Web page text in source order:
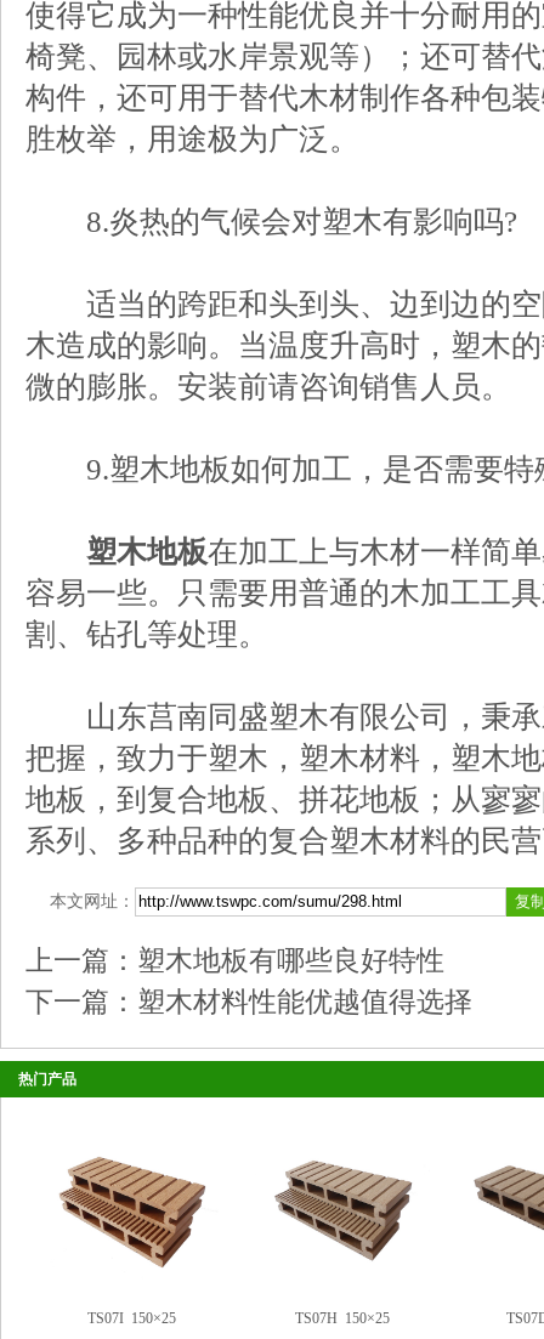
使得它成为一种性能优良并十分耐用
椅凳、园林或水岸景观等）；还可替
构件，还可用于替代木材制作各种包
胜枚举，用途极为广泛。
8.炎热的气候会对塑木有影响吗?
适当的跨距和头到头、边到边的空
木造成的影响。当温度升高时，塑木
微的膨胀。安装前请咨询销售人员。
9.塑木地板如何加工，是否需要特
塑木地板在加工上与木材一样简
容易一些。只需要用普通的木加工工
割、钻孔等处理。
山东莒南同盛塑木有限公司，秉承
把握，致力于塑木，塑木材料，塑木
地板，到复合地板、拼花地板；从寥
系列、多种品种的复合塑木材料的民
本文网址：
上一篇： 塑木地板有哪些良好特性
下一篇： 塑木材料性能优越值得选择
热门产品
TS07I 150×25 TS07H 150×25